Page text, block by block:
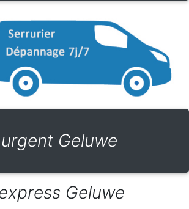
Geluwe
Geluwe